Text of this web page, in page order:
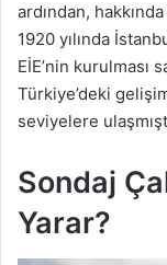
ardından,
1920 yılında
EİE’nin kurulması
Türkiye’deki
seviyelere
Sondaj
Yarar?